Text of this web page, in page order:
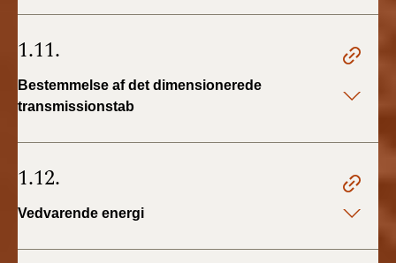
1.11.
Bestemmelse af det dimensionerede
transmissionstab
1.12.
Vedvarende energi